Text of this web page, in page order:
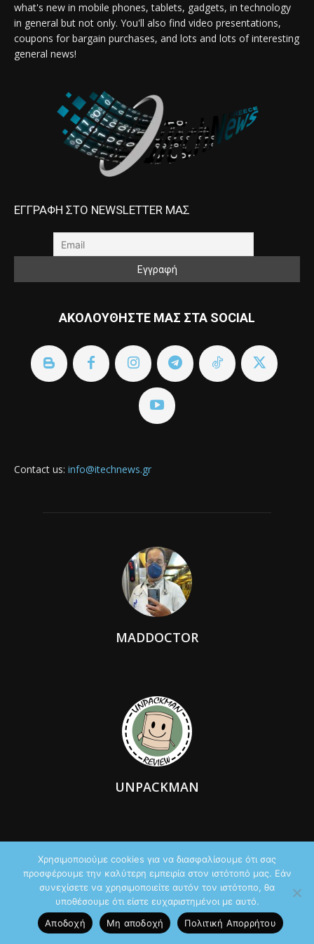
what's new in mobile phones, tablets, gadgets, in technology
in general but not only. You'll also find video presentations,
coupons for bargain purchases, and lots and lots of interesting
general news!
ΕΓΓΡΑΦΗ ΣΤΟ NEWSLETTER ΜΑΣ
ΑΚΟΛΟΥΘΗΣΤΕ ΜΑΣ ΣΤΑ SOCIAL
Contact us: info@itechnews.gr
MADDOCTOR
UNPACKMAN
Χρησιμοποιούμε cookies για να διασφαλίσουμε ότι σας
προσφέρουμε την καλύτερη εμπειρία στον ιστότοπό μας. Εάν
συνεχίσετε να χρησιμοποιείτε αυτόν τον ιστότοπο, θα
υποθέσουμε ότι είστε ευχαριστημένοι με αυτό.
Αποδοχή
Μη αποδοχή Πολιτική Aπορρήτου